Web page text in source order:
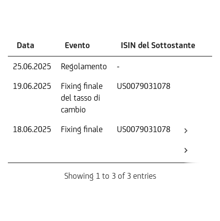
Data Evento ISIN del Sottostante
25.06.2025 Regolamento -
19.06.2025
Fixing finale
del tasso di
cambio
US0079031078
18.06.2025 Fixing finale US0079031078
Showing 1 to 3 of 3 entries